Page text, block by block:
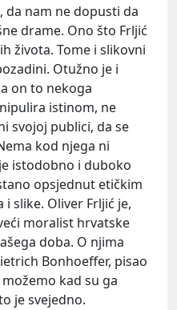
da nam ne dopusti da
drame. Ono što Frljić
života. Tome i slikovni
Otužno je i
on to nekoga
istinom, ne
svojoj publici, da se
kod njega ni
istodobno i duboko
opsjednut etičkim
slike. Oliver Frljić je,
moralist hrvatske
doba. O njima
Bonhoeffer, pisao
kad su ga
je svejedno.